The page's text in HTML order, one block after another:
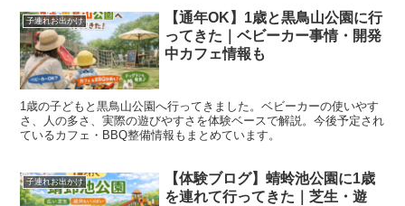
子連れお出かけ
【通年OK】1歳と黒鳥山公園に行
ってきた｜ベビーカー事情・開発
中カフェ情報も
1歳の子どもと黒鳥山公園へ行ってきました。ベビーカーの使いやす
さ、人の多さ、実際の遊びやすさを体験ベースで解説。今後予定され
ているカフェ・BBQ整備情報もまとめています。
子連れお出かけ
【体験ブログ】蜻蛉池公園に1歳
を連れて行ってきた｜芝生・遊